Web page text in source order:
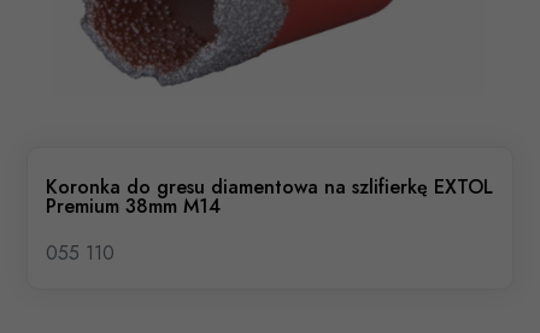
Koronka do gresu diamentowa na szlifierkę EXTOL
Premium 38mm M14
055 110